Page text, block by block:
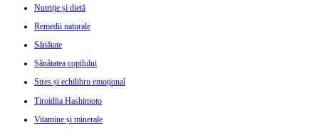
Nutriție și dietă
Remedii naturale
Sănătate
Sănătatea copilului
Stres și echilibru emoțional
Tiroidita Hashimoto
Vitamine și minerale